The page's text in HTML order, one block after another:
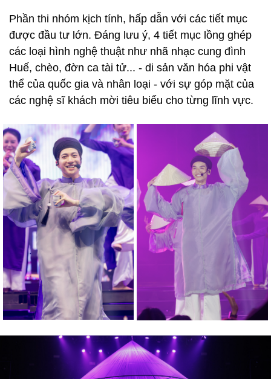
Phần thi nhóm kịch tính, hấp dẫn với các tiết mục
được đầu tư lớn. Đáng lưu ý, 4 tiết mục lồng ghép
các loại hình nghệ thuật như nhã nhạc cung đình
Huế, chèo, đờn ca tài tử... - di sản văn hóa phi vật
thể của quốc gia và nhân loại - với sự góp mặt của
các nghệ sĩ khách mời tiêu biểu cho từng lĩnh vực.